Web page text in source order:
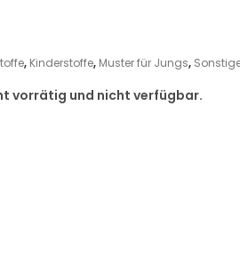
, Kinderstoffe, Muster für Jungs,
vorrätig und nicht verfügbar.